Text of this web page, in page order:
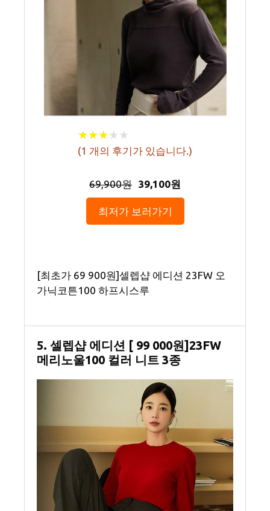
★★★★ ★
★★★★ ★
(1 개의 후기가 있습니다.)
69,900원 39,100원
최저가 보러가기
[최초가 69 900원]셀렙샵 에디션 23FW 오
가닉코튼100 하프시스루
5. 셀렙샵 에디션 [ 99 000원]23FW
메리노울100 컬러 니트 3종